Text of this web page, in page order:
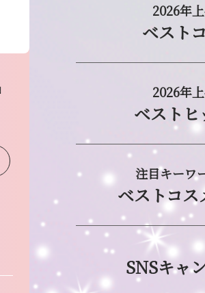
2026年
ベスト
2026年
ベストヒ
注目キーワ
ベストコス
SNSキャ